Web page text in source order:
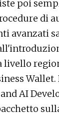
poi
di
avanzati
livello
AI